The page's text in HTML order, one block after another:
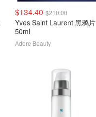
$134.40 $210.00
Yves Saint Laurent 黑鸦片
50ml
Adore Beauty